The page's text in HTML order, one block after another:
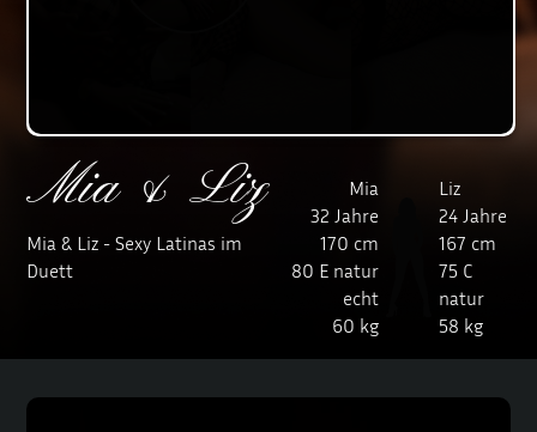
Mia & Liz
Mia & Liz - Sexy Latinas im
Duett
Mia
32 Jahre
170 cm
80 E natur
echt
60 kg
Liz
24 Jahre
167 cm
75 C
natur
58 kg